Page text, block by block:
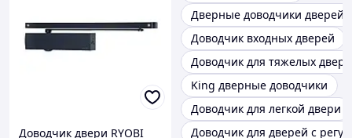
Доводчик двери RYOBI
Дверные доводчики дверей
Доводчик входных дверей
Доводчик для тяжелых
King дверные доводчики
Доводчик для легкой двери
Доводчик для дверей с